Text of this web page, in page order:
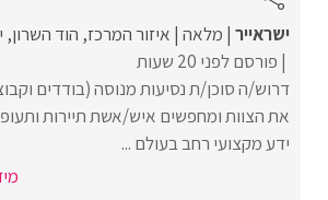
ישראייר מלאה איזור המרכז הוד השרון
פורסם לפני 20 שעות
דרוש/ה סוכן/ת נסיעות מנוסה (בודדים
את הצוות ומחפשים איש/אשת תיירות
ידע מקצועי רחב בעולם ...